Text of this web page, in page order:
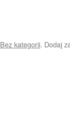
Bez kategorii. Dodaj